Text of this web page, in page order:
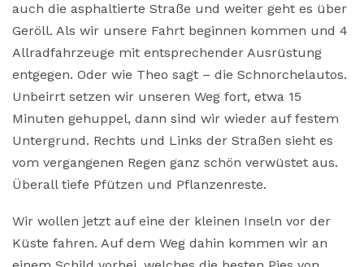
auch die asphaltierte Straße und weiter geht es über
Geröll. Als wir unsere Fahrt beginnen kommen und 4
Allradfahrzeuge mit entsprechender Ausrüstung
entgegen. Oder wie Theo sagt – die Schnorchelautos.
Unbeirrt setzen wir unseren Weg fort, etwa 15
Minuten gehuppel, dann sind wir wieder auf festem
Untergrund. Rechts und Links der Straßen sieht es
vom vergangenen Regen ganz schön verwüstet aus.
Überall tiefe Pfützen und Pflanzenreste.
Wir wollen jetzt auf eine der kleinen Inseln vor der
Küste fahren. Auf dem Weg dahin kommen wir an